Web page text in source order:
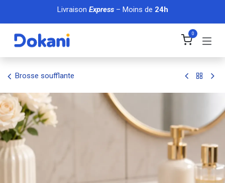
Se rendre au contenu
Livraison Express– Moins de 24h
0
Brosse soufflante